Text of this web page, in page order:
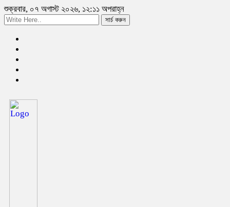
শুক্রবার, ০৭ অগাস্ট ২০২৬, ১২:১১ অপরাহ্ন
সার্চ করুন